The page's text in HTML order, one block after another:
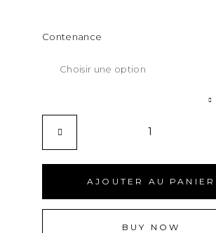
Contenance
AJOUTER AU PANIER
BUY NOW